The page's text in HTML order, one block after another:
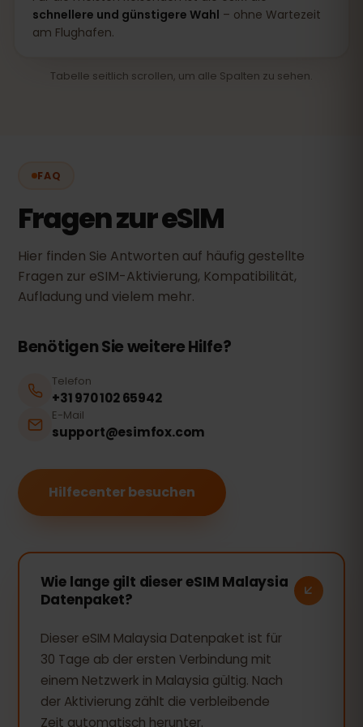
schnellere und günstigere Wahl – ohne Wartezeit
am Flughafen.
Tabelle seitlich scrollen, um alle Spalten zu sehen.
FAQ
Fragen zur eSIM
Hier finden Sie Antworten auf häufig gestellte
Fragen zur eSIM-Aktivierung, Kompatibilität,
Aufladung und vielem mehr.
Benötigen Sie weitere Hilfe?
Telefon
+31 970 102 65942
E-Mail
support@esimfox.com
Hilfecenter besuchen
Wie lange gilt dieser eSIM Malaysia
Datenpaket?
Dieser eSIM Malaysia Datenpaket ist für
30 Tage ab der ersten Verbindung mit
einem Netzwerk in Malaysia gültig. Nach
der Aktivierung zählt die verbleibende
Zeit automatisch herunter.